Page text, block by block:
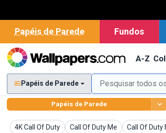
Papéis de Parede Fundos
A-Z
Papéis de Parede
Papéis de Parede
4K Call Of Duty
Papéis de Parede Call Of Duty Me
Papéis de Parede Call Of Duty
Papéis de